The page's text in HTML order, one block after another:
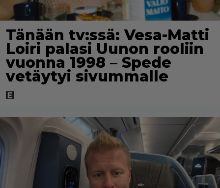
Tänään tv:ssä: Vesa-Matti
Loiri palasi Uunon rooliin
vuonna 1998 – Spede
vetäytyi sivummalle